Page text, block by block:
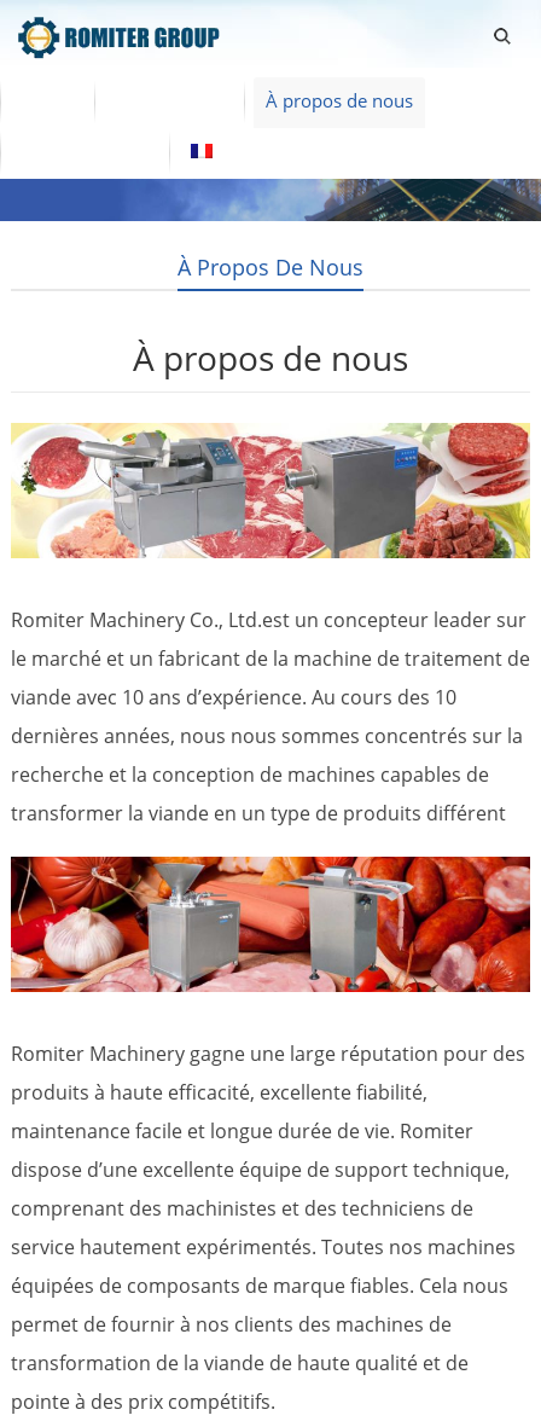
À propos de nous
À Propos De Nous
À propos de nous
Romiter Machinery Co., Ltd.est un concepteur leader sur
le marché et un fabricant de la machine de traitement de
viande avec 10 ans d’expérience. Au cours des 10
dernières années, nous nous sommes concentrés sur la
recherche et la conception de machines capables de
transformer la viande en un type de produits différent
Romiter Machinery gagne une large réputation pour des
produits à haute efficacité, excellente fiabilité,
maintenance facile et longue durée de vie. Romiter
dispose d’une excellente équipe de support technique,
comprenant des machinistes et des techniciens de
service hautement expérimentés. Toutes nos machines
équipées de composants de marque fiables. Cela nous
permet de fournir à nos clients des machines de
transformation de la viande de haute qualité et de
pointe à des prix compétitifs.